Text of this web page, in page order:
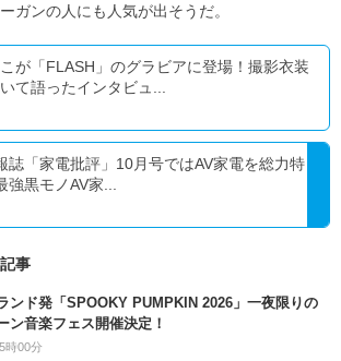
ガンの人にも人気が出そうだ。
が「FLASH」のグラビアに登場！撮影衣装
て語ったインタビュ...
誌「家電批評」10月号ではAV家電を総力特
強黒モノAV家...
事
ンド発「SPOOKY PUMPKIN 2026」一夜限りの
ン音楽フェス開催決定！
時00分